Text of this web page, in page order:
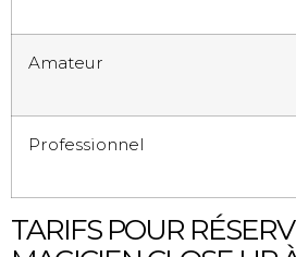
Amateur
Professionnel
TARIFS POUR